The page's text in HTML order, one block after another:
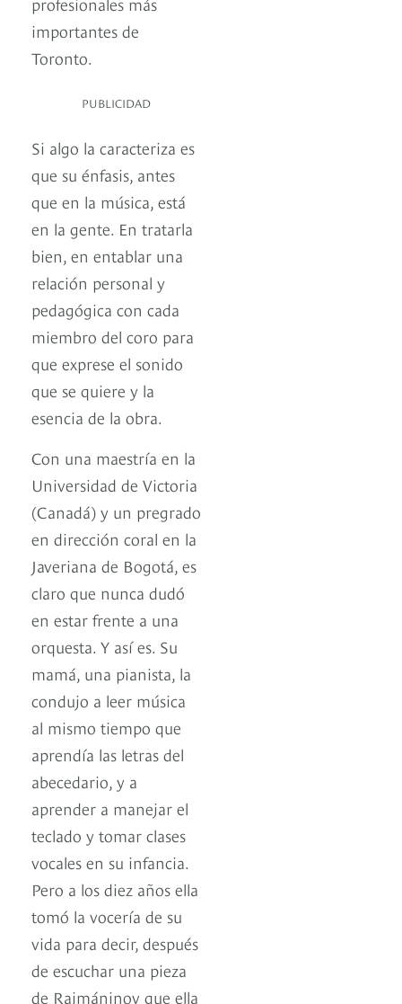
importantes de
Toronto.
PUBLICIDAD
Si algo la caracteriza es
que su énfasis, antes
que en la música, está
en la gente. En tratarla
bien, en entablar una
relación personal y
pedagógica con cada
miembro del coro para
que exprese el sonido
que se quiere y la
esencia de la obra.
Con una maestría en la
Universidad de Victoria
(Canadá) y un pregrado
en dirección coral en la
Javeriana de Bogotá, es
claro que nunca dudó
en estar frente a una
orquesta. Y así es. Su
mamá, una pianista, la
condujo a leer música
al mismo tiempo que
aprendía las letras del
abecedario, y a
aprender a manejar el
teclado y tomar clases
vocales en su infancia.
Pero a los diez años ella
tomó la vocería de su
vida para decir, después
de escuchar una pieza
de Rajmáninov que ella